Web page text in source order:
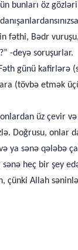
bunları öz
fəthi, Bədr
-deyə soruşurlar.
günü kafirlərə
(tövbə etmək
üz çevir
Doğrusu, onlar
ya sənə qələbə
heç bir şey
çünki Allah